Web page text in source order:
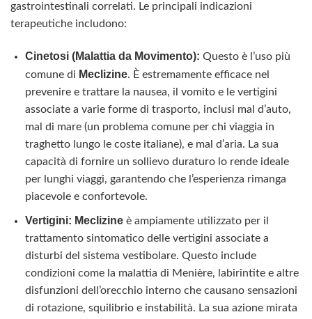
gastrointestinali correlati. Le principali indicazioni
terapeutiche includono:
Cinetosi (Malattia da Movimento): Questo è l’uso più
comune di Meclizine. È estremamente efficace nel
prevenire e trattare la nausea, il vomito e le vertigini
associate a varie forme di trasporto, inclusi mal d’auto,
mal di mare (un problema comune per chi viaggia in
traghetto lungo le coste italiane), e mal d’aria. La sua
capacità di fornire un sollievo duraturo lo rende ideale
per lunghi viaggi, garantendo che l’esperienza rimanga
piacevole e confortevole.
Vertigini: Meclizineè ampiamente utilizzato per il
trattamento sintomatico delle vertigini associate a
disturbi del sistema vestibolare. Questo include
condizioni come la malattia di Menière, labirintite e altre
disfunzioni dell’orecchio interno che causano sensazioni
di rotazione, squilibrio e instabilità. La sua azione mirata